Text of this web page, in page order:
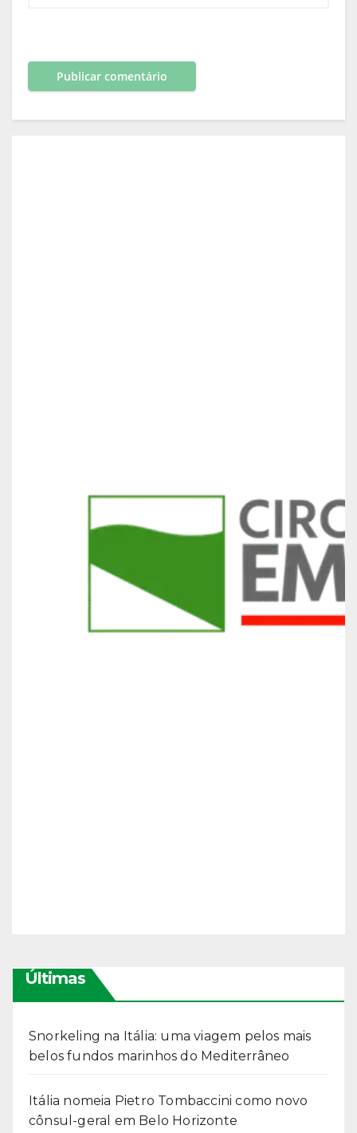
Últimas
Snorkeling na Itália: uma viagem pelos mais
belos fundos marinhos do Mediterrâneo
Itália nomeia Pietro Tombaccini como novo
cônsul-geral em Belo Horizonte